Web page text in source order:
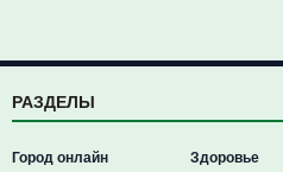
РАЗДЕЛЫ
Город онлайн
Здоровье